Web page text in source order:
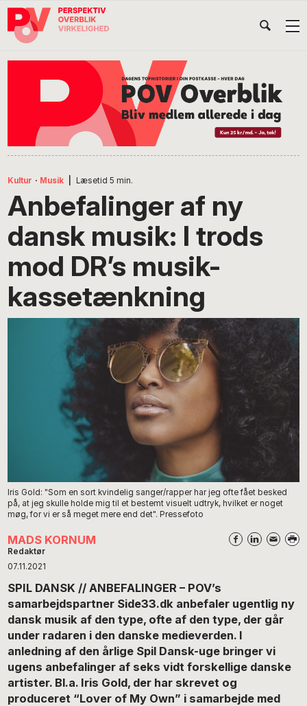
Gå
direkte
Skip
indhold
Gå
direkte
Kultur · Musik Læsetid 5 min.
Anbefalinger af ny
dansk musik: I trods
mod DR’s musik-
kassetænkning
Iris Gold: "Som en sort kvindelig sanger/rapper har jeg ofte fået besked
på, at jeg skulle holde mig til et bestemt visuelt udtryk, hvilket er noget
møg, for vi er så meget mere end det". Pressefoto
MADS KORNUM
Redaktør
07.11.2021
SPIL DANSK // ANBEFALINGER – POV’s
samarbejdspartner Side33.dk anbefaler ugentlig ny
dansk musik af den type, ofte af den type, der går
under radaren i den danske medieverden. I
anledning af den årlige Spil Dansk-uge bringer vi
ugens anbefalinger af seks vidt forskellige danske
artister. Bl.a. Iris Gold, der har skrevet og
produceret “Lover of My Own” i samarbejde med